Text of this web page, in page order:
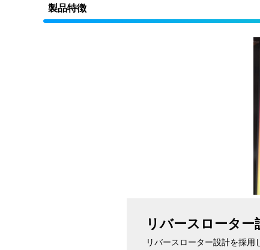
製品特徴
リバースローター
リバースローター設計を採